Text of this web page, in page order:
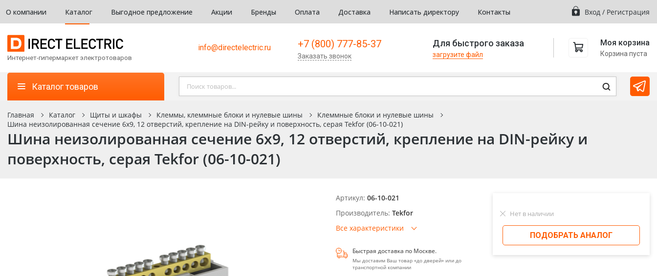
О компании Каталог Выгодное предложение Акции Бренды Оплата Доставка Написать директору Контакты Вход / Регистрация
Интернет-гипермаркет электротоваров
info@directelectric.ru +7 (800) 777-85-37
Заказать звонок
Для быстрого заказа
загрузите файл
Моя корзина
Корзина пуста
Каталог товаров
Главная Каталог Щиты и шкафы Клеммы, клеммные блоки и нулевые шины
Клеммные блоки и нулевые шины
Шина неизолированная сечение 6х9, 12 отверстий, крепление на DIN-рейку и поверхность, серая Tekfor (06-10-021)
Шина неизолированная сечение 6х9, 12 отверстий, крепление на DIN-рейку и
поверхность, серая Tekfor (06-10-021)
Артикул: 06-10-021
Производитель: Tekfor
Все характеристики
Быстрая доставка по Москве.
Мы доставим Ваш товар «до дверей» или до
транспортной компании
Нет в наличии
ПОДОБРАТЬ АНАЛОГ